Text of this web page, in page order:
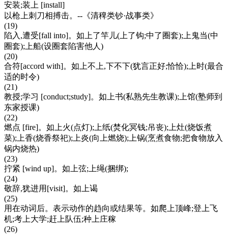
安装;装上 [install]
以枪上刺刀相搏击。--《清稗类钞·战事类》
(19)
陷入,遭受[fall into]。如上了竿儿(上了钩;中了圈套);上鬼当(中
圈套);上船(设圈套陷害他人)
(20)
合符[accord with]。如上不上,下不下(犹言正好;恰恰);上时(最合
适的时令)
(21)
教授;学习 [conduct;study]。如上书(私熟先生教课);上馆(塾师到
东家授课)
(22)
燃点 [fire]。如上火(点灯);上纸(焚化冥钱;吊丧);上灶(烧饭煮
菜);上香(烧香祭祀);上炎(向上燃烧);上锅(烹煮食物;把食物放入
锅内烧热)
(23)
拧紧 [wind up]。如上弦;上绳(捆绑);
(24)
敬辞,犹进用[visit]。如上谒
(25)
用在动词后。表示动作的趋向或结果等。如爬上顶峰;登上飞
机;考上大学;赶上队伍;种上庄稼
(26)